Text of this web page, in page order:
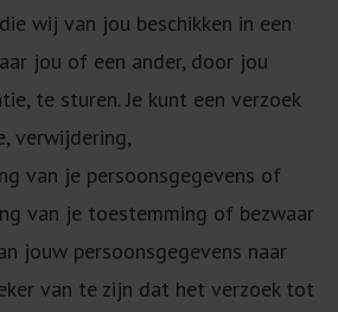
wij van jou beschikken in een
jou of een ander, door jou
te sturen. Je kunt een verzoek
verwijdering,
van je persoonsgegevens of
van je toestemming of bezwaar
jouw persoonsgegevens naar
van te zijn dat het verzoek tot